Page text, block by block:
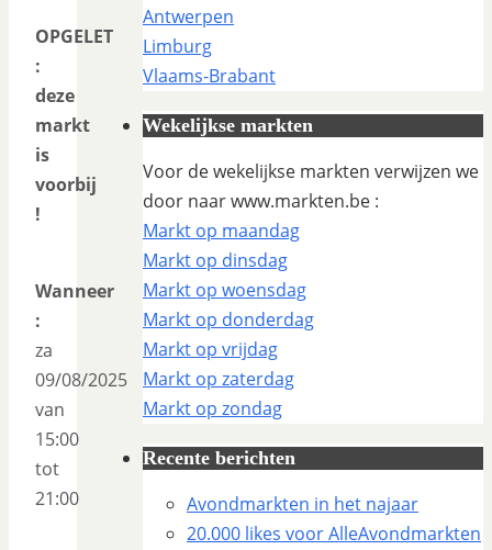
OPGELET
:
deze
markt
is
voorbij
!
Wanneer
:
za
09/08/2025
van
15:00
tot
21:00
Antwerpen
Limburg
Vlaams-Brabant
Wekelijkse markten
Voor de wekelijkse markten verwijzen we
door naar www.markten.be :
Markt op maandag
Markt op dinsdag
Markt op woensdag
Markt op donderdag
Markt op vrijdag
Markt op zaterdag
Markt op zondag
Recente berichten
Avondmarkten in het najaar
20.000 likes voor AlleAvondmarkten